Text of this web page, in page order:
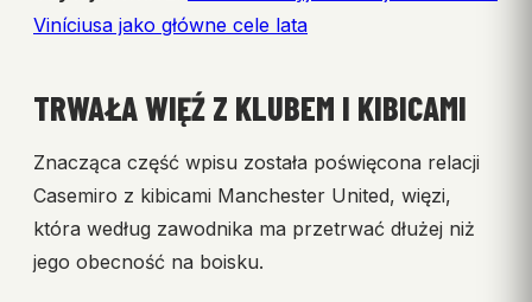
Viníciusa jako główne cele lata
TRWAŁA WIĘŹ Z KLUBEM I KIBICAMI
Znacząca część wpisu została poświęcona relacji
Casemiro z kibicami Manchester United, więzi,
która według zawodnika ma przetrwać dłużej niż
jego obecność na boisku.